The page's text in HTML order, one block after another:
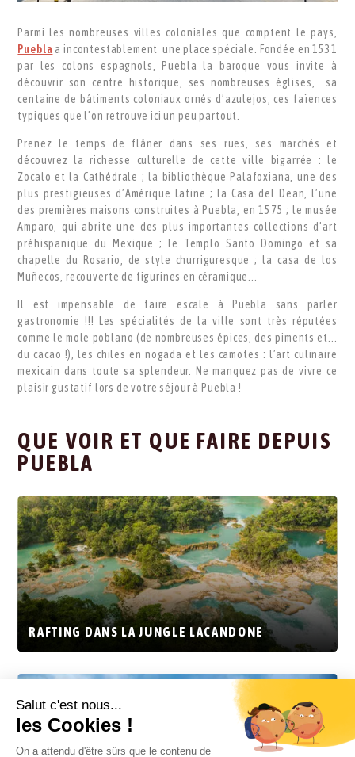
Parmi les nombreuses villes coloniales que comptent le pays,
Puebla a incontestablement une place spéciale. Fondée en 1531
par les colons espagnols, Puebla la baroque vous invite à
découvrir son centre historique, ses nombreuses églises, sa
centaine de bâtiments coloniaux ornés d’azulejos, ces faïences
typiques que l’on retrouve ici un peu partout.
Prenez le temps de flâner dans ses rues, ses marchés et
découvrez la richesse culturelle de cette ville bigarrée : le
Zocalo et la Cathédrale ; la bibliothèque Palafoxiana, une des
plus prestigieuses d’Amérique Latine ; la Casa del Dean, l’une
des premières maisons construites à Puebla, en 1575 ; le musée
Amparo, qui abrite une des plus importantes collections d’art
préhispanique du Mexique ; le Templo Santo Domingo et sa
chapelle du Rosario, de style churriguresque ; la casa de los
Muñecos, recouverte de figurines en céramique...
Il est impensable de faire escale à Puebla sans parler
gastronomie !!! Les spécialités de la ville sont très réputées
comme le mole poblano (de nombreuses épices, des piments et...
du cacao !), les chiles en nogada et les camotes : l’art culinaire
mexicain dans toute sa splendeur. Ne manquez pas de vivre ce
plaisir gustatif lors de votre séjour à Puebla !
QUE VOIR ET QUE FAIRE DEPUIS
PUEBLA
RAFTING DANS LA JUNGLE LACANDONE